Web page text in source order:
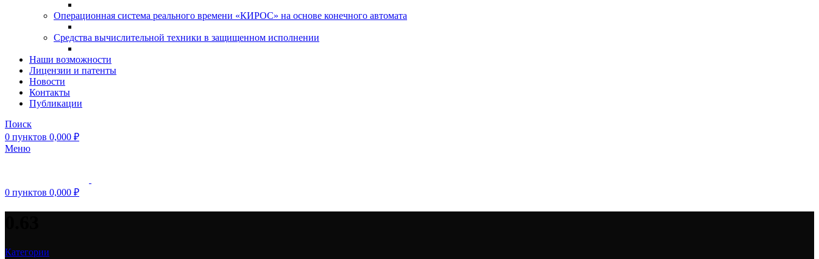
Операционная система реального времени «КИРОС» на основе конечного автомата
Средства вычислительной техники в защищенном исполнении
Наши возможности
Лицензии и патенты
Новости
Контакты
Публикации
Поиск
0 пунктов 0,000 ₽
Меню
0 пунктов 0,000 ₽
Категории